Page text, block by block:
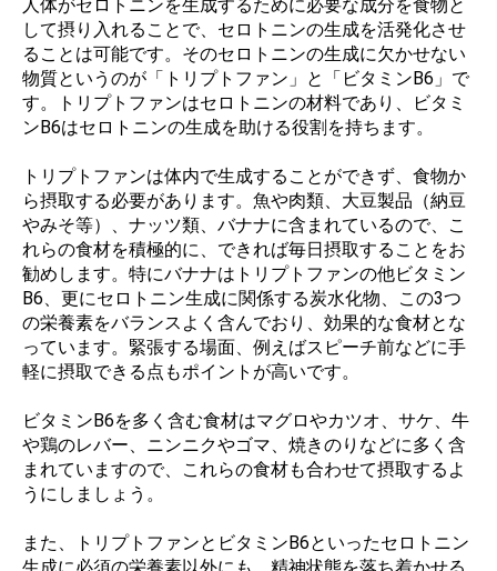
人体がセロトニンを生成するために必要な成分を食物と
して摂り入れることで、セロトニンの生成を活発化させ
ることは可能です。そのセロトニンの生成に欠かせない
物質というのが「トリプトファン」と「ビタミンB6」で
す。トリプトファンはセロトニンの材料であり、ビタミ
ンB6はセロトニンの生成を助ける役割を持ちます。
トリプトファンは体内で生成することができず、食物か
ら摂取する必要があります。魚や肉類、大豆製品（納豆
やみそ等）、ナッツ類、バナナに含まれているので、こ
れらの食材を積極的に、できれば毎日摂取することをお
勧めします。特にバナナはトリプトファンの他ビタミン
B6、更にセロトニン生成に関係する炭水化物、この3つ
の栄養素をバランスよく含んでおり、効果的な食材とな
っています。緊張する場面、例えばスピーチ前などに手
軽に摂取できる点もポイントが高いです。
ビタミンB6を多く含む食材はマグロやカツオ、サケ、牛
や鶏のレバー、ニンニクやゴマ、焼きのりなどに多く含
まれていますので、これらの食材も合わせて摂取するよ
うにしましょう。
また、トリプトファンとビタミンB6といったセロトニン